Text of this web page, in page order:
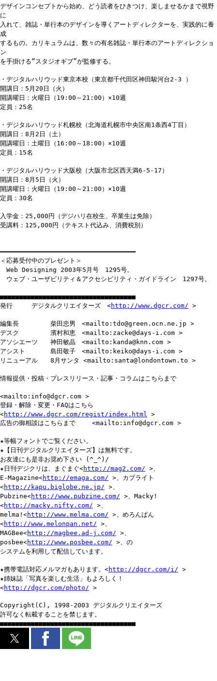
デザインコンセプトから始め、どう読者をひきつけ、楽しませるかまで視野
に
入れて、雑誌・単行本のデザインを導くアートディレクターを、実践的に養
成
するもの。カリキュラムは、数々の有名雑誌・単行本のアートディレクショ
ン
を手掛ける“スタジオギブ”が監修する。
・デジタルハリウッド東京本校（東京都千代田区神田駿河台2-3 ）
開講日：5月20日（火）
開講曜日：火曜日（19:00～21:00）×10週
定員：25名
・デジタルハリウッド札幌校（北海道札幌市中央区南1条西4丁目）
開講日：8月2日（土）
開講曜日：土曜日（16:00～18:00）×10週
定員：15名
・デジタルハリウッド大阪校（大阪市北区西天満6-5-17）
開講日：8月5日（火）
開講曜日：火曜日（19:00～21:00）×10週
定員：30名
入学金：25,000円（デジハリ在校生、卒業生は免除）
受講料：125,000円（テキスト代込み、消費税別）
━━━━━━━━━━━━━━━━━━━━━━━━━━━━━━━━━━━
＜応募受付中のプレゼント＞
Web Designing 2003年5月号 1295号。
ウェブ・ユーザビリティ＆アクセシビリティ・ガイドライン 1297号。
■■■■■■■■■■■■■■■■■■■■■■■■■■■■■■■■■■■
発行 デジタルクリエイターズ <http://www.dgcr.com/ >
編集長 柴田忠男 <mailto:tdo@green.ocn.ne.jp >
デスク 濱村和恵 <mailto:zacke@days-i.com >
アソシエーツ 神田敏晶 <mailto:kanda@knn.com >
アシスト 島田敬子 <mailto:keiko@days-i.com >
リニューアル 8月サンタ <mailto:santa@londontown.to >
情報提供・投稿・プレスリリース・記事・コラムはこちらまで
<mailto:info@dgcr.com >
登録・解除・変更・FAQはこちら
<http://www.dgcr.com/regist/index.html
>
広告の御相談はこちらまで <mailto:info@dgcr.com >
★等幅フォントでご覧ください。
★【日刊デジタルクリエイターズ】は無料です。
お友達にも是非お奨め下さい (^_^)/
★日刊デジクリは、まぐまぐ<http://mag2.com/ >、
E-Magazine<http://emaga.com/ >、カプライト
<http://kapu.biglobe.ne.jp/ >、
Pubzine<http://www.pubzine.com/ >、Macky!
<http://macky.nifty.com/ >、
melma!<http://www.melma.com/ >、めろんぱん
<http://www.melonpan.net/ >、
MAGBee<http://magbee.ad-j.com/ >、
posbee<http://www.posbee.com/ >、の
システムを利用して配信しています。
★携帯電話対応メルマガもあります。<http://dgcr.com/i/ >
★姉妹誌「写真を楽しむ生活」もよろしく！
<http://dgcr.com/photo/ >
Copyright(C), 1998-2003 デジタルクリエイターズ
許可なく転載することを禁じます。
■■■■■■■■■■■■■■■■■■■■■■■■■■■■■■■■■■■